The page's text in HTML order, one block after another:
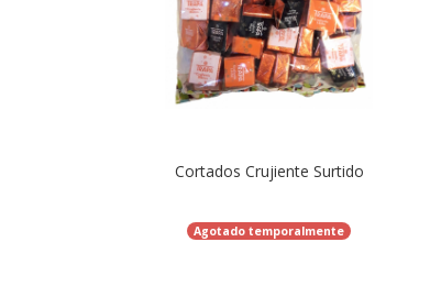
Cortados Crujiente Surtido
Agotado temporalmente